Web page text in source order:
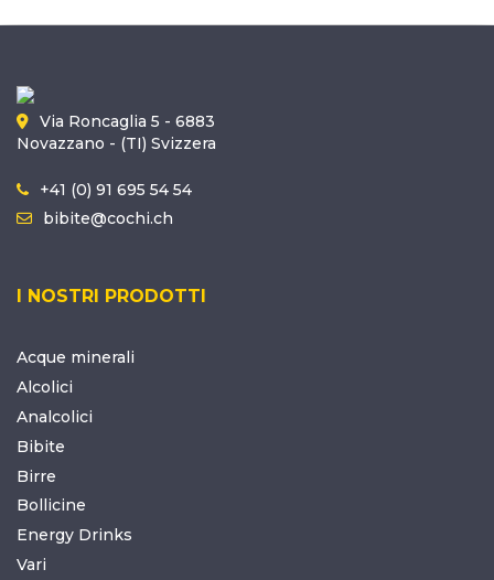
Via Roncaglia 5 - 6883
Novazzano - (TI) Svizzera
+41 (0) 91 695 54 54
bibite@cochi.ch
I NOSTRI PRODOTTI
Acque minerali
Alcolici
Analcolici
Bibite
Birre
Bollicine
Energy Drinks
Vari